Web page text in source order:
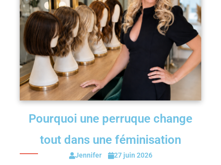
Pourquoi une perruque change
tout dans une féminisation
Jennifer 27 juin 2026